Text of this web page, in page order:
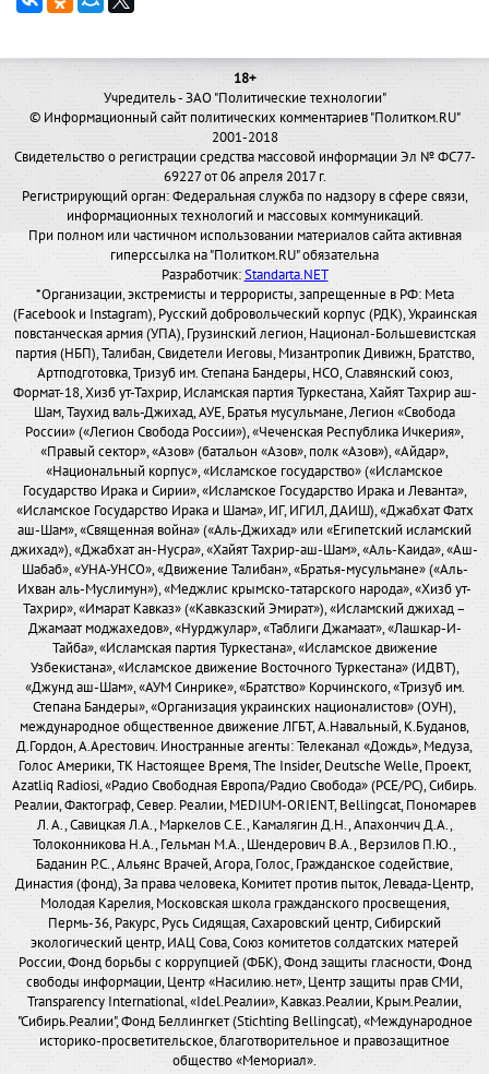
18+
Учредитель - ЗАО "Политические технологии"
© Информационный сайт политических комментариев "Политком.RU"
2001-2018
Свидетельство о регистрации средства массовой информации Эл № ФС77-
69227 от 06 апреля 2017 г.
Регистрирующий орган: Федеральная служба по надзору в сфере связи,
информационных технологий и массовых коммуникаций.
При полном или частичном использовании материалов сайта активная
гиперссылка на "Политком.RU" обязательна
Разработчик:Standarta.NET
*Организации, экстремисты и террористы, запрещенные в РФ: Meta
(Facebook и Instagram), Русский добровольческий корпус (РДК), Украинская
повстанческая армия (УПА), Грузинский легион, Национал-Большевистская
партия (НБП), Талибан, Свидетели Иеговы, Мизантропик Дивижн, Братство,
Артподготовка, Тризуб им. Степана Бандеры, НСО, Славянский союз,
Формат-18, Хизб ут-Тахрир, Исламская партия Туркестана, Хайят Тахрир аш-
Шам, Таухид валь-Джихад, АУЕ, Братья мусульмане, Легион «Свобода
России» («Легион Свобода России»), «Чеченская Республика Ичкерия»,
«Правый сектор», «Азов» (батальон «Азов», полк «Азов»), «Айдар»,
«Национальный корпус», «Исламское государство» («Исламское
Государство Ирака и Сирии», «Исламское Государство Ирака и Леванта»,
«Исламское Государство Ирака и Шама», ИГ, ИГИЛ, ДАИШ), «Джабхат Фатх
аш-Шам», «Священная война» («Аль-Джихад» или «Египетский исламский
джихад»), «Джабхат ан-Нусра», «Хайят Тахрир-аш-Шам», «Аль-Каида», «Аш-
Шабаб», «УНА-УНСО», «Движение Талибан», «Братья-мусульмане» («Аль-
Ихван аль-Муслимун»), «Меджлис крымско-татарского народа», «Хизб ут-
Тахрир», «Имарат Кавказ» («Кавказский Эмират»), «Исламский джихад –
Джамаат моджахедов», «Нурджулар», «Таблиги Джамаат», «Лашкар-И-
Тайба», «Исламская партия Туркестана», «Исламское движение
Узбекистана», «Исламское движение Восточного Туркестана» (ИДВТ),
«Джунд аш-Шам», «АУМ Синрике», «Братство» Корчинского, «Тризуб им.
Степана Бандеры», «Организация украинских националистов» (ОУН),
международное общественное движение ЛГБТ, А.Навальный, К.Буданов,
Д.Гордон, А.Арестович. Иностранные агенты: Телеканал «Дождь», Медуза,
Голос Америки, ТК Настоящее Время, The Insider, Deutsche Welle, Проект,
Azatliq Radiosi, «Радио Свободная Европа/Радио Свобода» (PCE/PC), Сибирь.
Реалии, Фактограф, Север. Реалии, MEDIUM-ORIENT, Bellingcat, Пономарев
Л. А., Савицкая Л.А., Маркелов С.Е., Камалягин Д.Н., Апахончич Д.А.,
Толоконникова Н.А., Гельман М.А., Шендерович В.А., Верзилов П.Ю.,
Баданин Р.С., Альянс Врачей, Агора, Голос, Гражданское содействие,
Династия (фонд), За права человека, Комитет против пыток, Левада-Центр,
Молодая Карелия, Московская школа гражданского просвещения,
Пермь-36, Ракурс, Русь Сидящая, Сахаровский центр, Сибирский
экологический центр, ИАЦ Сова, Союз комитетов солдатских матерей
России, Фонд борьбы с коррупцией (ФБК), Фонд защиты гласности, Фонд
свободы информации, Центр «Насилию.нет», Центр защиты прав СМИ,
Transparency International, «Idel.Реалии», Кавказ.Реалии, Крым.Реалии,
"Сибирь.Реалии", Фонд Беллингкет (Stichting Bellingcat), «Международное
историко-просветительское, благотворительное и правозащитное
общество «Мемориал».